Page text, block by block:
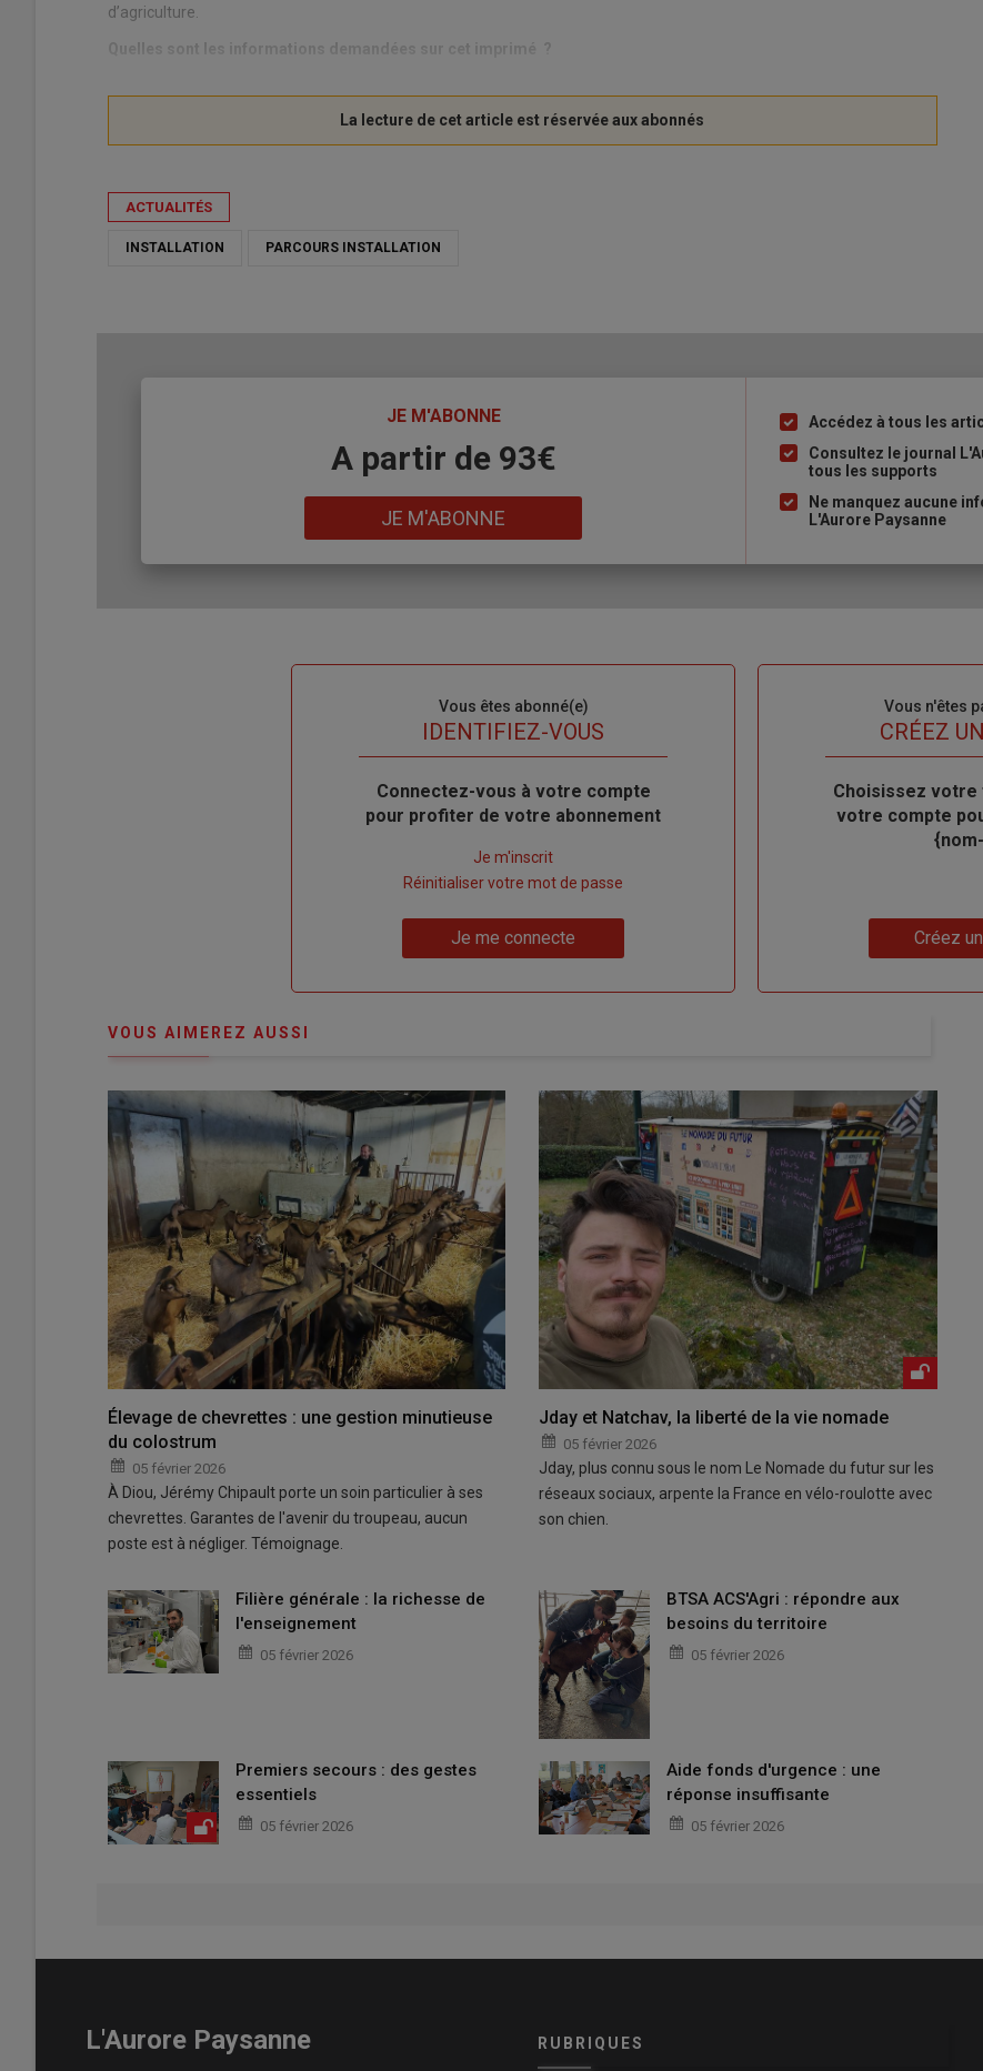
d’agriculture.
ACTUALITÉS
INSTALLATION PARCOURS INSTALLATION
JE M'ABONNE
A partir de 93€
JE M'ABONNE
Liste
à
puce
Accédez à tous les
Consultez le journal
tous les supports
Ne manquez aucune
L'Aurore Paysanne
Vous êtes abonné(e)
IDENTIFIEZ-VOUS
Body
Connectez-vous à votre compte
pour profiter de votre abonnement
compte"
Je m'inscrit
Réinitialiser votre mot de passe
Je me connecte
Vous n'êtes
TITRECRÉEZ
Body
Choisissez
votre compte
Créez
VOUS AIMEREZ AUSSI
Élevage de chevrettes : une gestion minutieuse
du colostrum
05 février 2026
À Diou, Jérémy Chipault porte un soin particulier à ses
chevrettes. Garantes de l'avenir du troupeau, aucun
poste est à négliger. Témoignage.
Jday et Natchav, la liberté de la vie nomade
05 février 2026
Jday, plus connu sous le nom Le Nomade du futur sur les
réseaux sociaux, arpente la France en vélo-roulotte avec
son chien.
Filière générale : la richesse de
l'enseignement
05 février 2026
BTSA ACS'Agri : répondre aux
besoins du territoire
05 février 2026
Premiers secours : des gestes
essentiels
05 février 2026
Aide fonds d'urgence : une
réponse insuffisante
05 février 2026
L'Aurore Paysanne RUBRIQUES